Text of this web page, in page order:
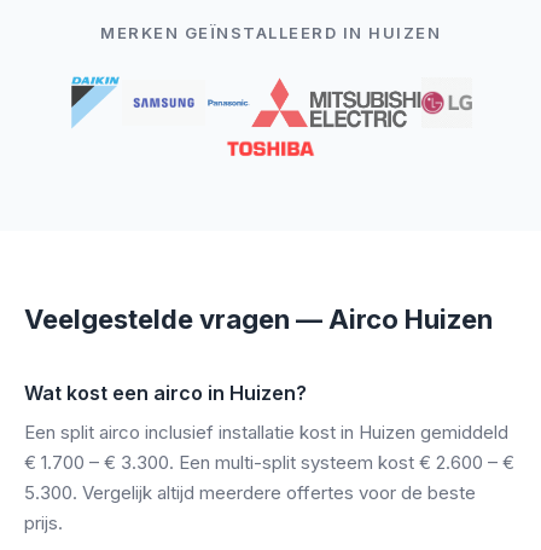
MERKEN GEÏNSTALLEERD IN HUIZEN
Veelgestelde vragen — Airco Huizen
Wat kost een airco in Huizen?
Een split airco inclusief installatie kost in Huizen gemiddeld
€ 1.700 – € 3.300. Een multi-split systeem kost € 2.600 – €
5.300. Vergelijk altijd meerdere offertes voor de beste
prijs.